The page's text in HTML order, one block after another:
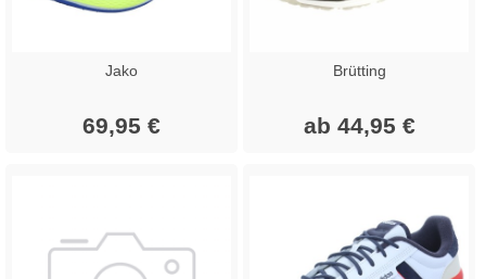
Jako
69,95 €
Brütting
ab 44,95 €